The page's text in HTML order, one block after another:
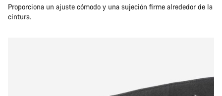
Proporciona un ajuste cómodo y una sujeción firme alrededor de la
cintura.